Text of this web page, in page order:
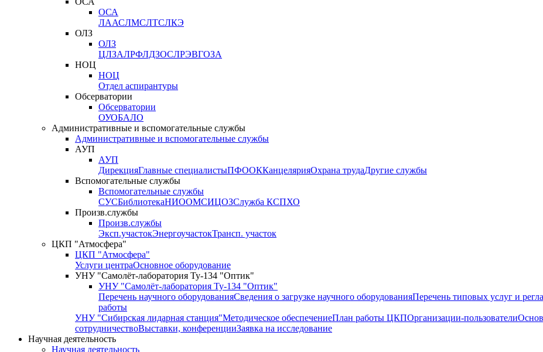
ОСА
ЛААСЛМСЛТСЛКЭ
ОЛЗ
ОЛЗ
ЦЛЗАЛРФЛДЗОСЛРЭВГОЗА
НОЦ
НОЦ
Отдел аспирантуры
Обсерватории
Обсерватории
ОУОБАЛО
Административные и вспомогательные службы
Административные и вспомогательные службы
АУП
АУП
ДирекцияГлавные специалистыПФООККанцелярияОхрана трудаДругие службы
Вспомогательные службы
Вспомогательные службы
СУСБиблиотекаНИООМСИЦОЗСлужба КСПХО
Произв.службы
Произв.службы
Эксп.участокЭнергоучастокТрансп. участок
ЦКП "Атмосфера"
ЦКП "Атмосфера"
Услуги центраОсновное оборудование
УНУ "Самолёт-лаборатория Ту-134 "Оптик"
УНУ "Самолёт-лаборатория Ту-134 "Оптик"
Перечень научного оборудованияСведения о загрузке научного оборудованияПеречень типовых услуг и
работы
УНУ "Сибирская лидарная станция"Методическое обеспечениеПлан работы ЦКПОрганизации-пользователи
сотрудничествоВыставки, конференцииЗаявка на исследование
Научная деятельность
Научная деятельность